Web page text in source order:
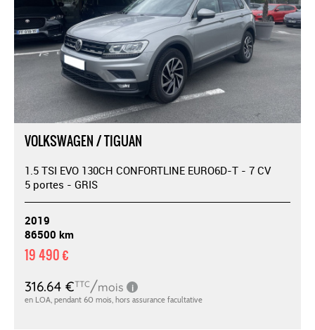
VOLKSWAGEN / TIGUAN
1.5 TSI EVO 130CH CONFORTLINE EURO6D-T - 7 CV
5 portes - GRIS
2019
86500 km
19 490 €